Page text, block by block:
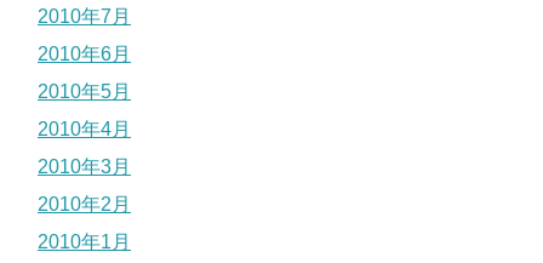
2010年7月
2010年6月
2010年5月
2010年4月
2010年3月
2010年2月
2010年1月